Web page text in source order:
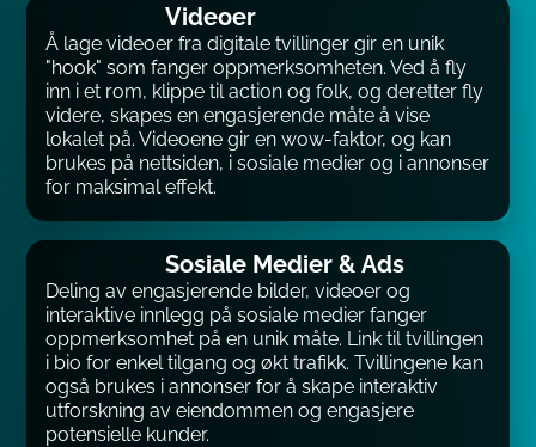
Videoer
Å lage videoer fra digitale tvillinger gir en unik
"hook" som fanger oppmerksomheten. Ved å fly
inn i et rom, klippe til action og folk, og deretter fly
videre, skapes en engasjerende måte å vise
lokalet på. Videoene gir en wow-faktor, og kan
brukes på nettsiden, i sosiale medier og i annonser
for maksimal effekt.
Sosiale Medier & Ads
Deling av engasjerende bilder, videoer og
interaktive innlegg på sosiale medier fanger
oppmerksomhet på en unik måte. Link til tvillingen
i bio for enkel tilgang og økt trafikk. Tvillingene kan
også brukes i annonser for å skape interaktiv
utforskning av eiendommen og engasjere
potensielle kunder.